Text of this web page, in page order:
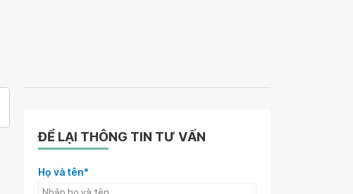
ĐỂ LẠI THÔNG TIN TƯ VẤN
Họ và tên*